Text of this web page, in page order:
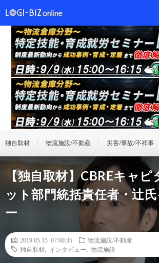
独自取材 物流施設/不動産 災害/事故/不祥事
【独自取材】CBREキャピ
ット部門統括責任者・辻
ー
2019.05.15 07:00:35
物流施設/不動産
独自取材
インタビュー 物流施設